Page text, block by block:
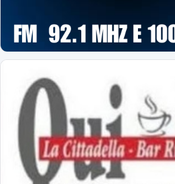
Espugnato Bogliasco: Sampdoria 1 - Novara 2
terzo successo estivo per gli azzurri di Birindelli
Sampdoria-Novara: le formazioni ufficiali!
Primavera: il calendario completo
tutti gli impegni degli azzurrini
Novara: ecco gli orari delle prime 8 giornate
esordio ad Alessandria il 22 agosto alle 18
Virtus Entella-Novara: tutte le info